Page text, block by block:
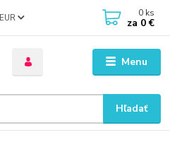
Menu
EUR
Hľadať
0 ks
za 0 €